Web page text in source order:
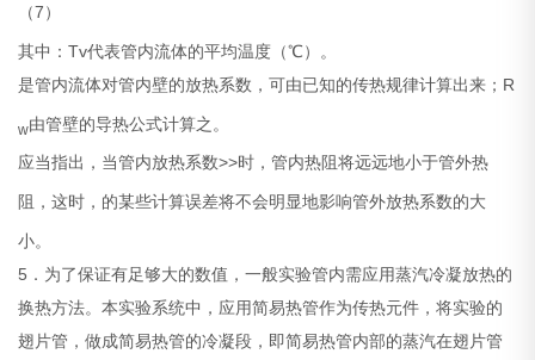
（7）
其中：Tv代表管内流体的平均温度（℃）。
是管内流体对管内壁的放热系数，可由已知的传热规律计算出来；R
w由管壁的导热公式计算之。
应当指出，当管内放热系数>>时，管内热阻将远远地小于管外热
阻 ，这时， 的某些计算误差将不会明显地影响管外放热系数的大
小。
5．为了保证有足够大的数值，一般实验管内需应用蒸汽冷凝放热的
换热方法。本实验系统中，应用简易热管作为传热元件，将实验的
翅片管，做成简易热管的冷凝段，即简易热管内部的蒸汽在翅片管